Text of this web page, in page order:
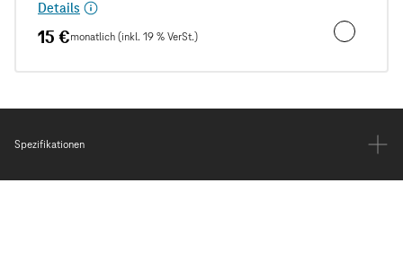
Details
15 €monatlich (inkl. 19 % VerSt.) Unfall- und
Spezifikationen